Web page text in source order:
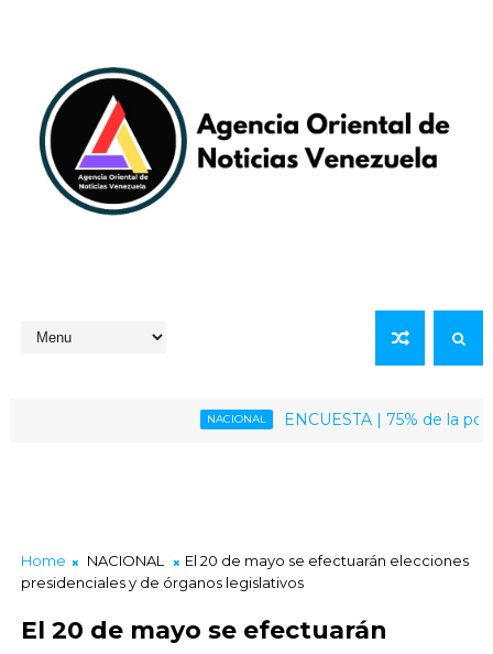
NACIONAL ENCUESTA | 75% de la
Home NACIONAL
El 20 de mayo se efectuarán elecciones
presidenciales y de órganos legislativos
El 20 de mayo se efectuarán